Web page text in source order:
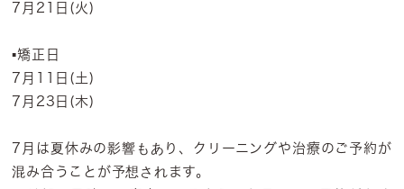
7月21日(火)
▪️矯正日
7月11日(土)
7月23日(木)
7月は夏休みの影響もあり、クリーニングや治療のご予約が
混み合うことが予想されます。